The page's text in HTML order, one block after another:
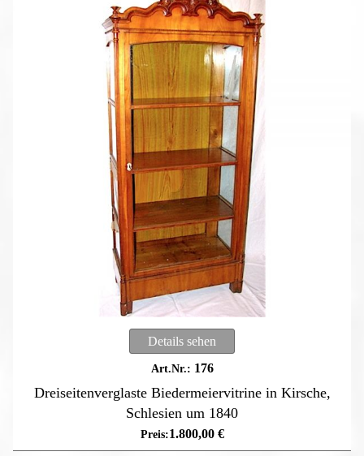
Details sehen
176
Dreiseitenverglaste Biedermeiervitrine in Kirsche,
Schlesien um 1840
1.800,00 €